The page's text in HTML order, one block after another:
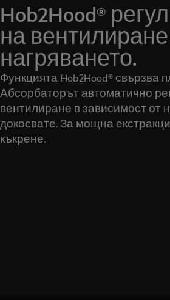
Hob2Hood®
на
нагряването.
Функцията Hob2Hood® свързва
Абсорбаторът автоматично
вентилиране в зависимост от
докосвате. За мощна
къкрене.